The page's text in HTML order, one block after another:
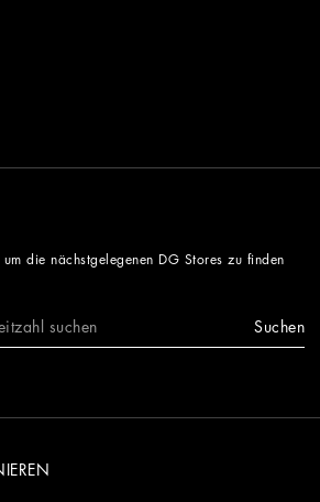
die nächstgelegenen DG Stores zu finden
Suchen